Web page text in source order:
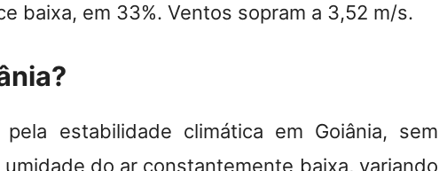
baixa, em 33%. Ventos sopram a 3,52 m/s.
estabilidade climática em Goiânia, sem
do ar constantemente baixa, variando